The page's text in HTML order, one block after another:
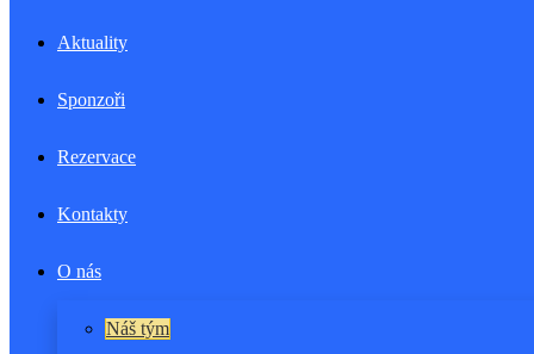
Aktuality
Sponzoři
Rezervace
Kontakty
O nás
Náš tým